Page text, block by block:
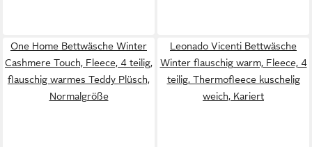
One Home Bettwäsche Winter
Cashmere Touch, Fleece, 4 teilig,
flauschig warmes Teddy Plüsch,
Normalgröße
Leonado Vicenti Bettwäsche
Winter flauschig warm, Fleece, 4
teilig, Thermofleece kuschelig
weich, Kariert